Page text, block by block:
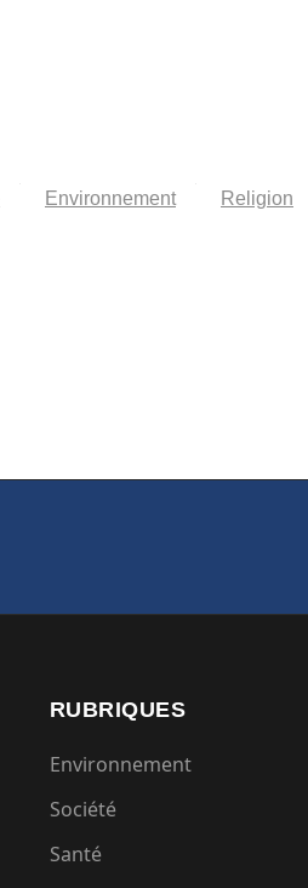
Environnement Religion
RUBRIQUES
Environnement
Société
Santé